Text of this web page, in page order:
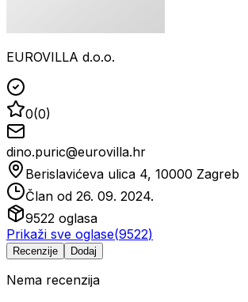
EUROVILLA d.o.o.
0(0)
dino.puric@eurovilla.hr
Berislavićeva ulica 4, 10000 Zagreb
Član od 26. 09. 2024.
9522 oglasa
Prikaži sve oglase(9522)
Recenzije Dodaj
Nema recenzija